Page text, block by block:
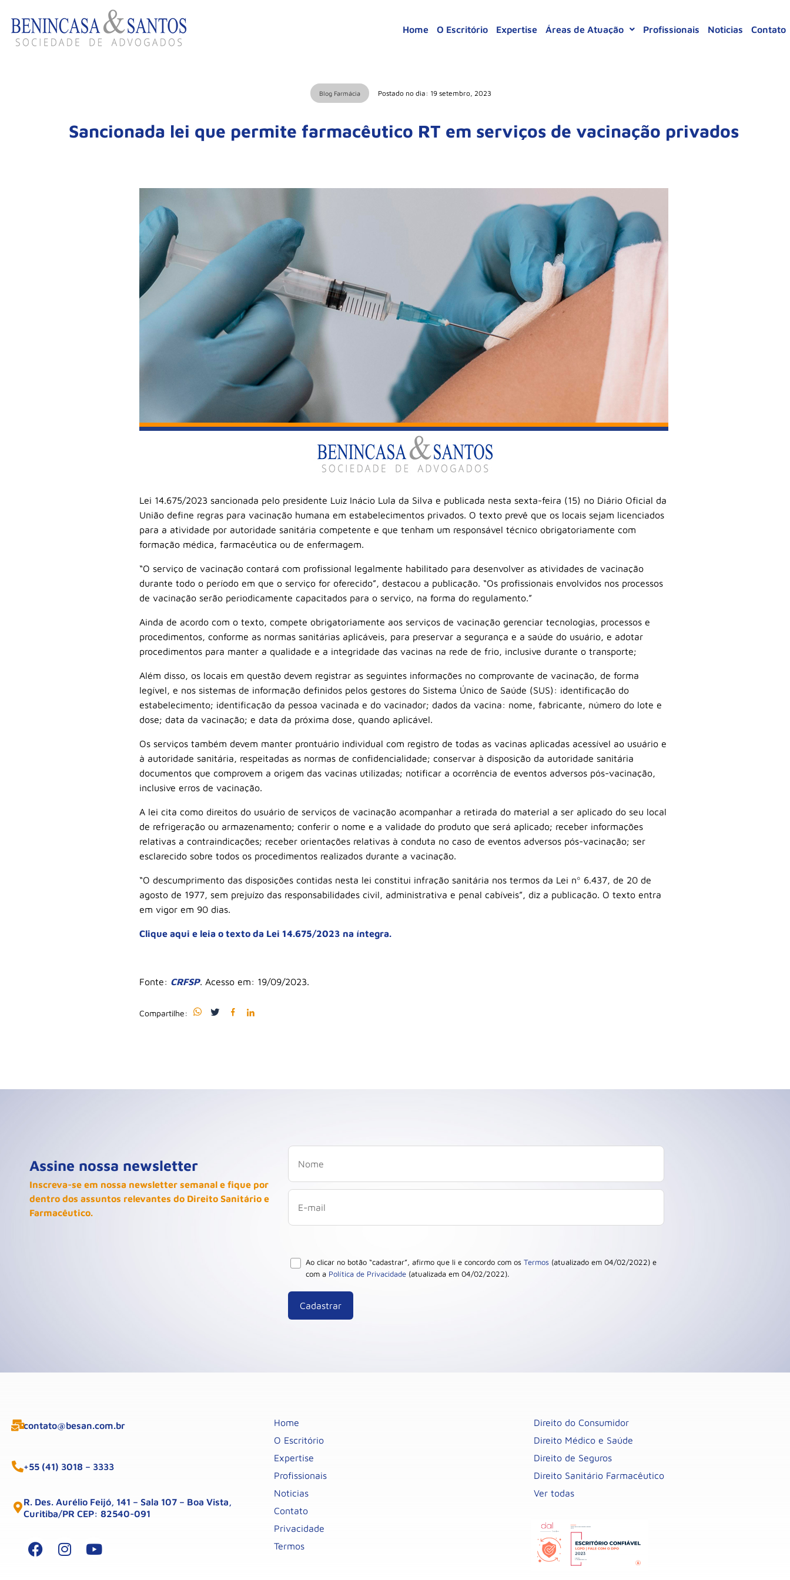
Home O Escritório Expertise Áreas de Atuação Profissionais Noticias Contato
Blog Farmácia Postado no dia: 19 setembro, 2023
Sancionada lei que permite farmacêutico RT em serviços de vacinação privados
Lei 14.675/2023 sancionada pelo presidente Luiz Inácio Lula da Silva e publicada nesta sexta-feira (15) no Diário Oficial da
União define regras para vacinação humana em estabelecimentos privados. O texto prevê que os locais sejam licenciados
para a atividade por autoridade sanitária competente e que tenham um responsável técnico obrigatoriamente com
formação médica, farmacêutica ou de enfermagem.
“O serviço de vacinação contará com profissional legalmente habilitado para desenvolver as atividades de vacinação
durante todo o período em que o serviço for oferecido”, destacou a publicação. “Os profissionais envolvidos nos processos
de vacinação serão periodicamente capacitados para o serviço, na forma do regulamento.”
Ainda de acordo com o texto, compete obrigatoriamente aos serviços de vacinação gerenciar tecnologias, processos e
procedimentos, conforme as normas sanitárias aplicáveis, para preservar a segurança e a saúde do usuário, e adotar
procedimentos para manter a qualidade e a integridade das vacinas na rede de frio, inclusive durante o transporte;
Além disso, os locais em questão devem registrar as seguintes informações no comprovante de vacinação, de forma
legível, e nos sistemas de informação definidos pelos gestores do Sistema Único de Saúde (SUS): identificação do
estabelecimento; identificação da pessoa vacinada e do vacinador; dados da vacina: nome, fabricante, número do lote e
dose; data da vacinação; e data da próxima dose, quando aplicável.
Os serviços também devem manter prontuário individual com registro de todas as vacinas aplicadas acessível ao usuário e
à autoridade sanitária, respeitadas as normas de confidencialidade; conservar à disposição da autoridade sanitária
documentos que comprovem a origem das vacinas utilizadas; notificar a ocorrência de eventos adversos pós-vacinação,
inclusive erros de vacinação.
A lei cita como direitos do usuário de serviços de vacinação acompanhar a retirada do material a ser aplicado do seu local
de refrigeração ou armazenamento; conferir o nome e a validade do produto que será aplicado; receber informações
relativas a contraindicações; receber orientações relativas à conduta no caso de eventos adversos pós-vacinação; ser
esclarecido sobre todos os procedimentos realizados durante a vacinação.
“O descumprimento das disposições contidas nesta lei constitui infração sanitária nos termos da Lei nº 6.437, de 20 de
agosto de 1977, sem prejuízo das responsabilidades civil, administrativa e penal cabíveis”, diz a publicação. O texto entra
em vigor em 90 dias.
Clique aqui e leia o texto da Lei 14.675/2023 na íntegra.
Fonte: CRFSP. Acesso em: 19/09/2023.
Compartilhe:
Assine nossa newsletter
Inscreva-se em nossa newsletter semanal e fique por
dentro dos assuntos relevantes do Direito Sanitário e
Farmacêutico.
Ao clicar no botão “cadastrar”, afirmo que li e concordo com os Termos (atualizado em 04/02/2022) e
com a Política de Privacidade (atualizada em 04/02/2022).
contato@besan.com.br
+55 (41) 3018 – 3333
R. Des. Aurélio Feijó, 141 – Sala 107 – Boa Vista,
Curitiba/PR CEP: 82540-091
Home
O Escritório
Expertise
Profissionais
Noticias
Contato
Privacidade
Termos
Direito do Consumidor
Direito Médico e Saúde
Direito de Seguros
Direito Sanitário Farmacêutico
Ver todas